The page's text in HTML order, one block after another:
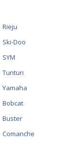
Rieju
Ski-Doo
SYM
Tunturi
Yamaha
Bobcat
Buster
Comanche